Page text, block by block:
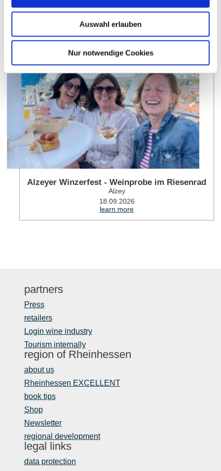
Auswahl erlauben
Nur notwendige Cookies
More events nearby
Alzeyer Winzerfest - Weinprobe im Riesenrad
Alzey
18.09.2026
learn more
partners
Press
retailers
Login wine industry
Tourism internally
region of Rheinhessen
about us
Rheinhessen EXCELLENT
book tips
Shop
Newsletter
regional development
legal links
data protection